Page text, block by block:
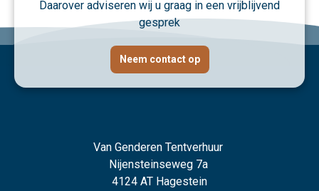
Daarover adviseren wij u graag in een vrijblijvend
gesprek
Neem contact op
Van Genderen Tentverhuur
Nijensteinseweg 7a
4124 AT Hagestein